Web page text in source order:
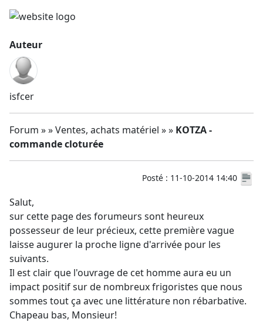
Auteur
isfcer
Forum » » Ventes, achats matériel » » KOTZA -
commande cloturée
Posté : 11-10-2014 14:40
Salut,
sur cette page des forumeurs sont heureux
possesseur de leur précieux, cette première vague
laisse augurer la proche ligne d'arrivée pour les
suivants.
Il est clair que l'ouvrage de cet homme aura eu un
impact positif sur de nombreux frigoristes que nous
sommes tout ça avec une littérature non rébarbative.
Chapeau bas, Monsieur!